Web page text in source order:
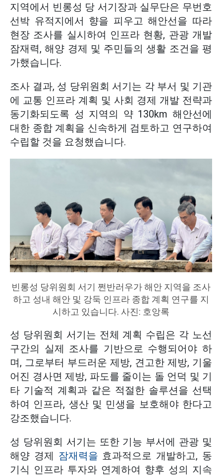
지역에서 빈롱성 당 서기장과 실무단은 무번호
선박 유적지에서 향을 피우고 해안선을 따라
현장 조사를 실시하여 인프라 현황, 관광 개발
잠재력, 해양 경제 및 주민들의 생활 조건을 평
가했습니다.
조사 결과, 성 당위원회 서기는 각 부서 및 기관
에 교통 인프라 계획 및 사회 경제 개발 전략과
동기화되도록 성 지역의 약 130km 해안선에
대한 종합 계획을 신속하게 검토하고 연구하여
수립할 것을 요청했습니다.
빈롱성 당위원회 서기 쩐반러우가 해안 지역을 조사
하고 성내 해안 및 강둑 인프라 종합 계획 연구를 지
시하고 있습니다. 사진: 호앙록
성 당위원회 서기는 전체 계획 수립은 각 노선
구간의 실제 조사를 기반으로 수행되어야 하
며, 그로부터 부드러운 제방, 견고한 제방, 기울
어진 경사면 제방, 파도를 줄이는 돌 언덕 및 기
타 기술적 계획과 같은 적절한 솔루션을 선택
하여 인프라, 생산 및 민생을 보호해야 한다고
강조했습니다.
성 당위원회 서기는 또한 기능 부서에 관광 및
해양 경제 잠재력을 효과적으로 개발하고, 동
기식 인프라 투자와 연계하여 향후 성의 지속